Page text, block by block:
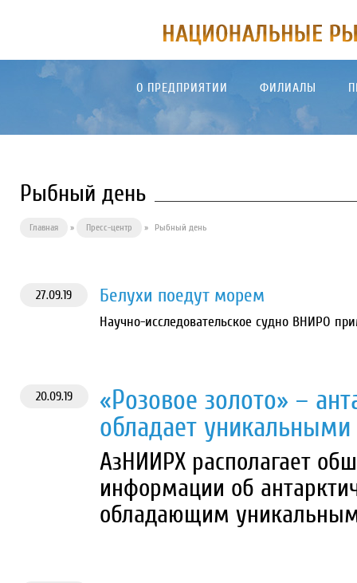
О ПРЕДПРИЯТИИ ФИЛИАЛЫ
Рыбный день
Главная » Пресс-центр » Рыбный день
27.09.19 Белухи поедут морем
Научно-исследовательское судно ВНИРО
20.09.19
«Розовое золото» –
обладает
АзНИИРХ располагает
информации об
обладающим